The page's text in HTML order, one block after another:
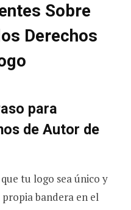
Sobre
Derechos
para
de Autor de
tu logo sea único y
bandera en el